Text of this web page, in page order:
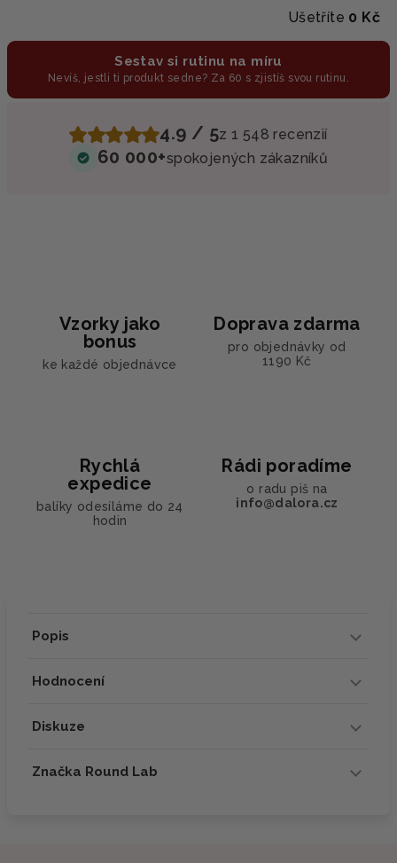
Ušetříte 0 Kč
Sestav si rutinu na míru
Nevíš, jestli ti produkt sedne? Za 60 s zjistíš svou rutinu.
4.9 / 5z 1 548 recenzií
60 000+spokojených zákazníků
Vzorky jako
bonus
ke každé objednávce
Doprava zdarma
pro objednávky od
1190 Kč
Rychlá
expedice
balíky odesíláme do 24
hodin
Rádi poradíme
o radu piš na
info@dalora.cz
Popis
Hodnocení
Diskuze
Značka Round Lab